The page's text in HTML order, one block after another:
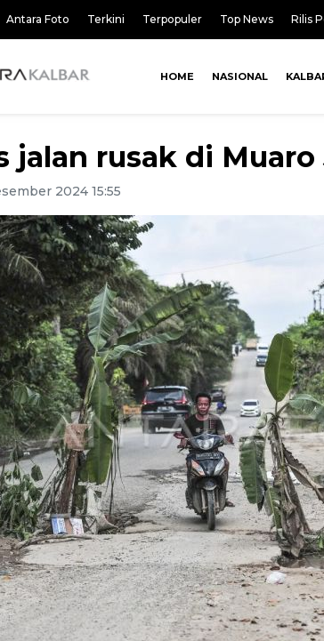
Antara Foto Terkini Terpopuler Top News Rilis
HOME NASIONAL
jalan rusak di
2024 15:55